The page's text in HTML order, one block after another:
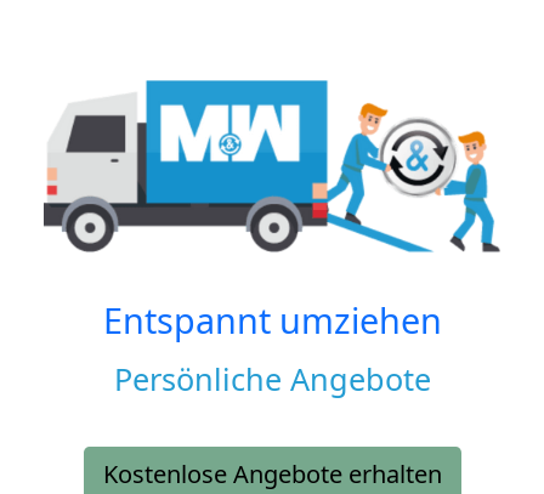
Entspannt umziehen
Persönliche Angebote
Kostenlose Angebote erhalten